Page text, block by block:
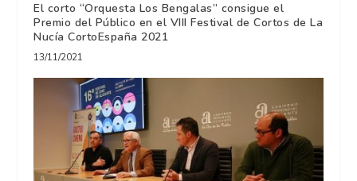
El corto “Orquesta Los Bengalas” consigue el
Premio del Público en el VIII Festival de Cortos de La
Nucía CortoEspaña 2021
13/11/2021